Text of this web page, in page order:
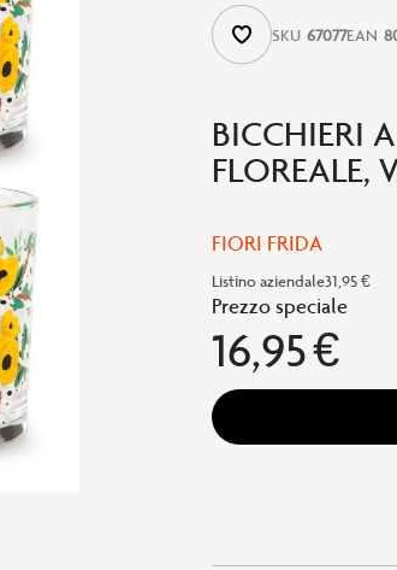
BICCHIERI
FLOREALE,
Listino aziendale31,95 €
Prezzo speciale
16,95 €
SKU 67077EAN
FIORI FRIDA